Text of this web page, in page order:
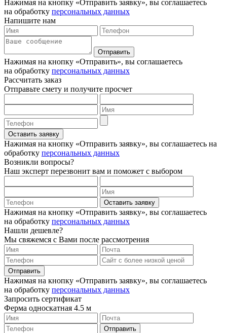
Нажимая на кнопку «Отправить заявку», вы соглашаетесь
на обработку персональных данных
Напишите нам
Отправить
Нажимая на кнопку «Отправить», вы соглашаетесь
на обработку персональных данных
Рассчитать заказ
Отправьте смету и получите просчет
Оставить заявку
Нажимая на кнопку «Отправить заявку», вы соглашаетесь на
обработку персональных данных
Возникли вопросы?
Наш эксперт перезвонит вам и поможет с выбором
Оставить заявку
Нажимая на кнопку «Отправить заявку», вы соглашаетесь
на обработку персональных данных
Нашли дешевле?
Мы свяжемся с Вами после рассмотрения
Отправить
Нажимая на кнопку «Отправить заявку», вы соглашаетесь
на обработку персональных данных
Запросить сертификат
Ферма односкатная 4.5 м
Отправить